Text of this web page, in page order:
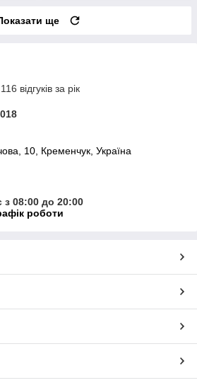
ще
відгуків за рік
10, Кременчук, Україна
з 08:00 до 20:00
роботи